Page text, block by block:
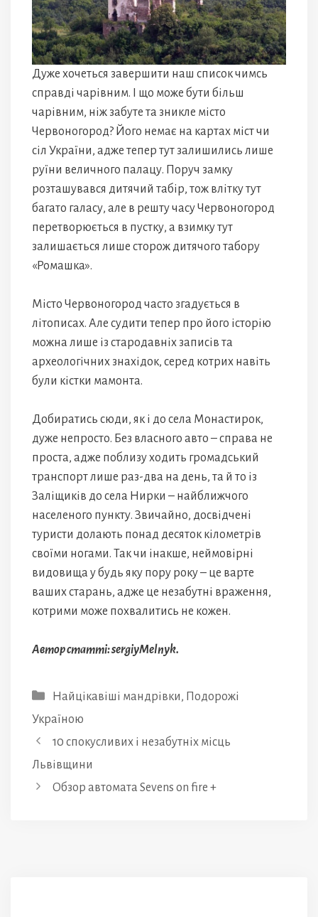
Дуже хочеться завершити наш список чимсь
справді чарівним. І що може бути більш
чарівним, ніж забуте та зникле місто
Червоногород? Його немає на картах міст чи
сіл України, адже тепер тут залишились лише
руїни величного палацу. Поруч замку
розташувався дитячий табір, тож влітку тут
багато галасу, але в решту часу Червоногород
перетворюється в пустку, а взимку тут
залишається лише сторож дитячого табору
«Ромашка».
Місто Червоногород часто згадується в
літописах. Але судити тепер про його історію
можна лише із стародавніх записів та
археологічних знахідок, серед котрих навіть
були кістки мамонта.
Добиратись сюди, як і до села Монастирок,
дуже непросто. Без власного авто – справа не
проста, адже поблизу ходить громадський
транспорт лише раз-два на день, та й то із
Заліщиків до села Нирки – найближчого
населеного пункту. Звичайно, досвідчені
туристи долають понад десяток кілометрів
своїми ногами. Так чи інакше, неймовірні
видовища у будь яку пору року – це варте
ваших старань, адже це незабутні враження,
котрими може похвалитись не кожен.
Автор статті: sergiyMelnyk.
Категорії
Найцікавіші мандрівки, Подорожі
Україною
10 спокусливих і незабутніх місць
Львівщини
Обзор автомата Sevens on fire +